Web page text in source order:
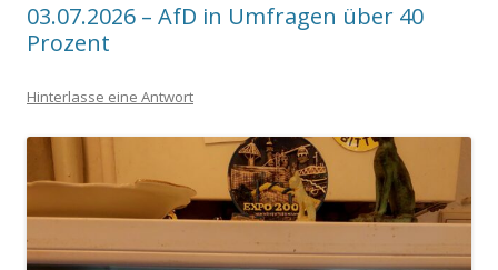
03.07.2026 – AfD in Umfragen über 40
Prozent
Hinterlasse eine Antwort